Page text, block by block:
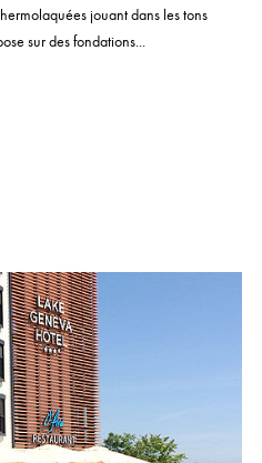
jouant dans les tons
sur des fondations...